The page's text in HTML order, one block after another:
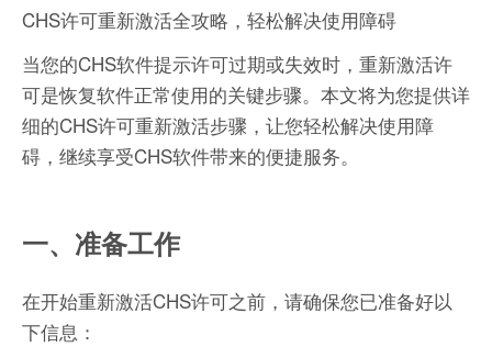
CHS许可重新激活全攻略，轻松解决使用障碍
当您的CHS软件提示许可过期或失效时，重新激活许
可是恢复软件正常使用的关键步骤。本文将为您提供详
细的CHS许可重新激活步骤，让您轻松解决使用障
碍，继续享受CHS软件带来的便捷服务。
一、准备工作
在开始重新激活CHS许可之前，请确保您已准备好以
下信息：